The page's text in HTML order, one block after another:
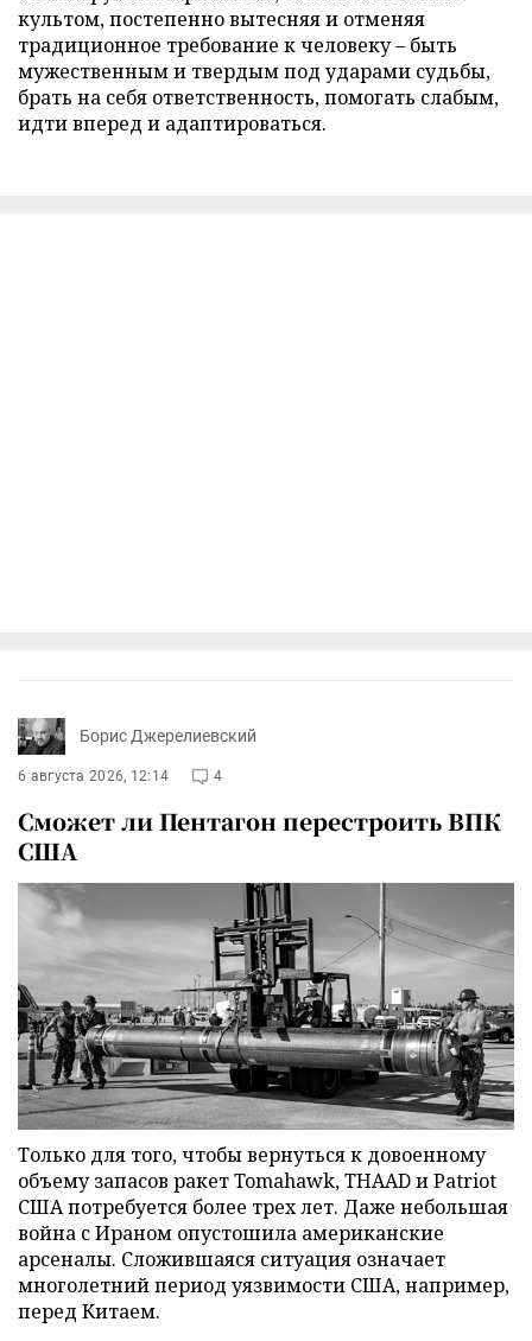
культом, постепенно вытесняя и отменяя
традиционное требование к человеку – быть
мужественным и твердым под ударами судьбы,
брать на себя ответственность, помогать слабым,
идти вперед и адаптироваться.
Борис Джерелиевский
6 августа 2026, 12:14 4
Сможет ли Пентагон перестроить ВПК
США
Только для того, чтобы вернуться к довоенному
объему запасов ракет Tomahawk, THAAD и Patriot
США потребуется более трех лет. Даже небольшая
война с Ираном опустошила американские
арсеналы. Сложившаяся ситуация означает
многолетний период уязвимости США, например,
перед Китаем.